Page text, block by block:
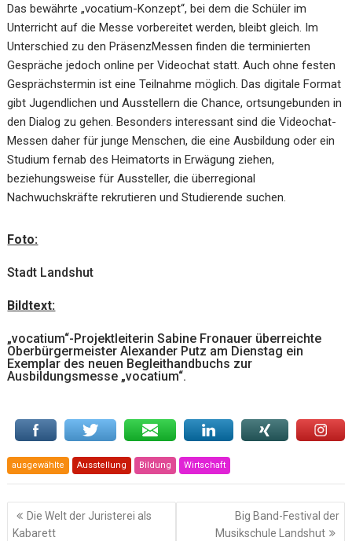
Das bewährte „vocatium-Konzept“, bei dem die Schüler im
Unterricht auf die Messe vorbereitet werden, bleibt gleich. Im
Unterschied zu den PräsenzMessen finden die terminierten
Gespräche jedoch online per Videochat statt. Auch ohne festen
Gesprächstermin ist eine Teilnahme möglich. Das digitale Format
gibt Jugendlichen und Ausstellern die Chance, ortsungebunden in
den Dialog zu gehen. Besonders interessant sind die Videochat-
Messen daher für junge Menschen, die eine Ausbildung oder ein
Studium fernab des Heimatorts in Erwägung ziehen,
beziehungsweise für Aussteller, die überregional
Nachwuchskräfte rekrutieren und Studierende suchen.
Foto:
Stadt Landshut
Bildtext:
„vocatium“-Projektleiterin Sabine Fronauer überreichte
Oberbürgermeister Alexander Putz am Dienstag ein
Exemplar des neuen Begleithandbuchs zur
Ausbildungsmesse „vocatium“.
ausgewählte Ausstellung Bildung Wirtschaft
Beitragsnavigation
Die Welt der Juristerei als
Kabarett
Big Band-Festival der
Musikschule Landshut